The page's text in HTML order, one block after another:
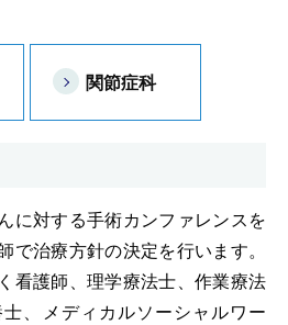
関節症科
に対する手術カンファレンスを
で治療方針の決定を行います。
看護師、理学療法士、作業療法
、メディカルソーシャルワー